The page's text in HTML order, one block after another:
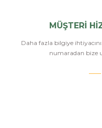
MÜŞTERİ
Daha fazla bilgiye
numaradan bize